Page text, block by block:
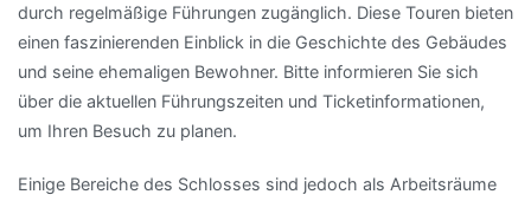
durch regelmäßige Führungen zugänglich. Diese Touren bieten
einen faszinierenden Einblick in die Geschichte des Gebäudes
und seine ehemaligen Bewohner. Bitte informieren Sie sich
über die aktuellen Führungszeiten und Ticketinformationen,
um Ihren Besuch zu planen.
Einige Bereiche des Schlosses sind jedoch als Arbeitsräume